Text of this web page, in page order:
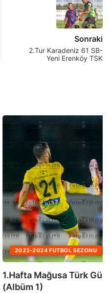
Sonraki
2.Tur Karadeniz 61 SB-
Yeni Erenköy TSK
AKSA SÜPER LIG
Çetinkaya TSK